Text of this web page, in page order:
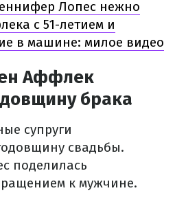
Лопес нежно
с 51-летием и
в машине: милое видео
Аффлек
брака
супруги
свадьбы.
поделилась
к мужчине.